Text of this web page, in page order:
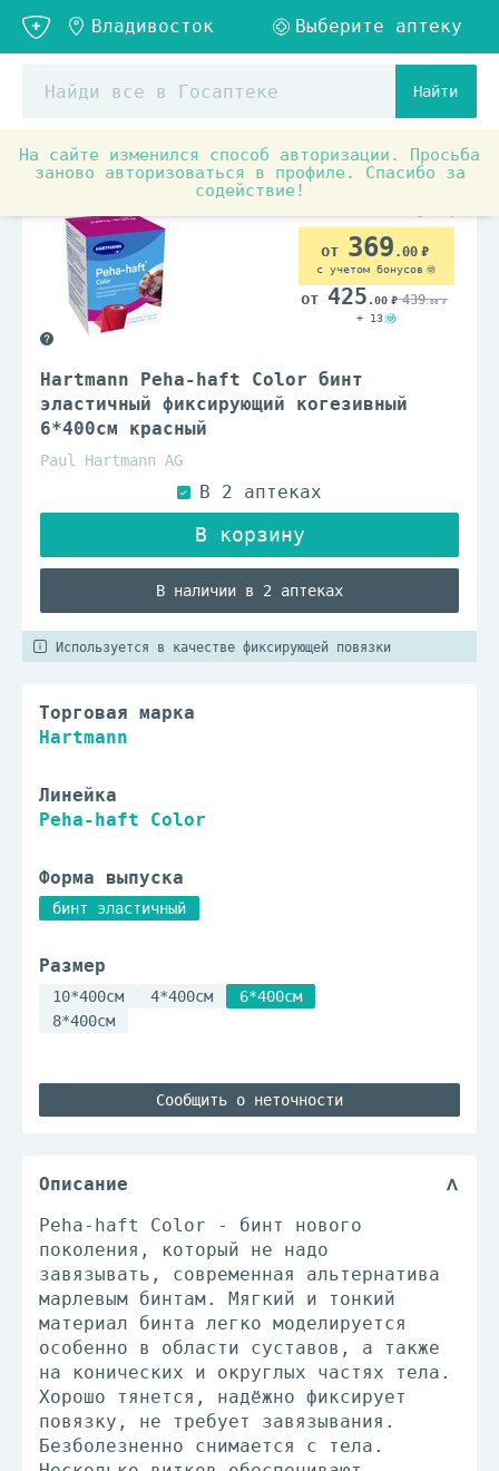
Найти
На сайте изменился способ авторизации. Просьба
заново авторизоваться в профиле. Спасибо за
содействие!
Медицинские товары и ортопедия Материалы для
Hartmann Peha-haft Color бинт
эластичный фиксирующий когезивный
6*400см красный
Paul Hartmann AG
В наличии в 2 аптеках
369 .00
с учетом бонусов
425 .00 439.00
+ 13
Используется в качестве фиксирующей повязки
Торговая марка
Hartmann
Линейка
Peha-haft Color
Форма выпуска
бинт эластичный
Размер
10*400см 4*400см
6*400см
8*400см
Сообщить о неточности
Описание
Peha-haft Color - бинт нового
поколения, который не надо
завязывать, современная альтернатива
марлевым бинтам. Мягкий и тонкий
материал бинта легко моделируется
особенно в области суставов, а также
на конических и округлых частях тела.
Хорошо тянется, надёжно фиксирует
повязку, не требует завязывания.
Безболезненно снимается с тела.